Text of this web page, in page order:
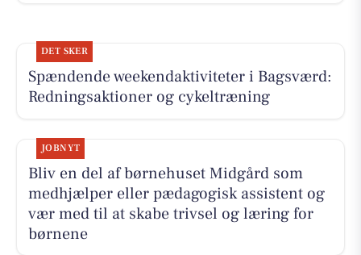
DET SKER
Spændende weekendaktiviteter i Bagsværd:
Redningsaktioner og cykeltræning
JOBNYT
Bliv en del af børnehuset Midgård som
medhjælper eller pædagogisk assistent og
vær med til at skabe trivsel og læring for
børnene